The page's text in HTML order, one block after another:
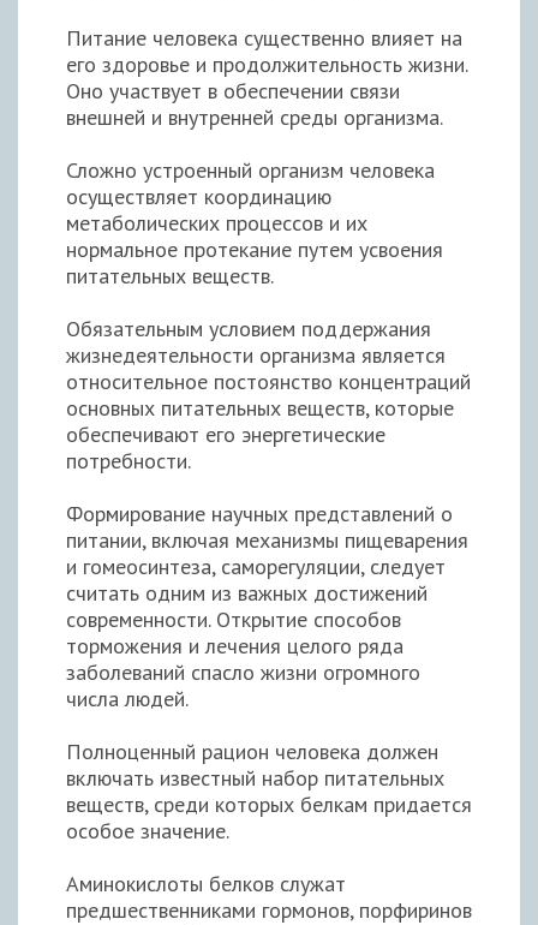
Питание человека существенно влияет на
его здоровье и продолжительность жизни.
Оно участвует в обеспечении связи
внешней и внутренней среды организма.
Сложно устроенный организм человека
осуществляет координацию
метаболических процессов и их
нормальное протекание путем усвоения
питательных веществ.
Обязательным условием поддержания
жизнедеятельности организма является
относительное постоянство концентраций
основных питательных веществ, которые
обеспечивают его энергетические
потребности.
Формирование научных представлений о
питании, включая механизмы пищеварения
и гомеосинтеза, саморегуляции, следует
считать одним из важных достижений
современности. Открытие способов
торможения и лечения целого ряда
заболеваний спасло жизни огромного
числа людей.
Полноценный рацион человека должен
включать известный набор питательных
веществ, среди которых белкам придается
особое значение.
Аминокислоты белков служат
предшественниками гормонов, порфиринов